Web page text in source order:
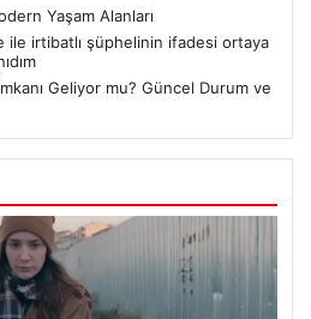
Yaşam Alanları
ile irtibatlı şüphelinin ifadesi ortaya
Geliyor mu? Güncel Durum ve